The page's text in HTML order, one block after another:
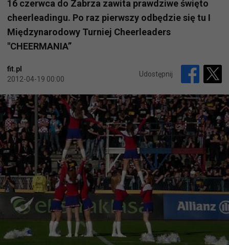
16 czerwca do Zabrza zawita prawdziwe święto
cheerleadingu. Po raz pierwszy odbędzie się tu I
Międzynarodowy Turniej Cheerleaders
"CHEERMANIA”
fit.pl
2012-04-19 00:00
Udostępnij